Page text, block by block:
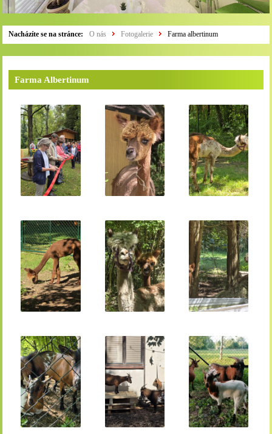
Nacházíte se na stránce: O nás Fotogalerie Farma albertinum
Farma Albertinum